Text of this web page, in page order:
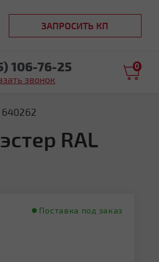
ЗАПРОСИТЬ КП
106-76-25
звонок
0
RAL
Поставка под заказ